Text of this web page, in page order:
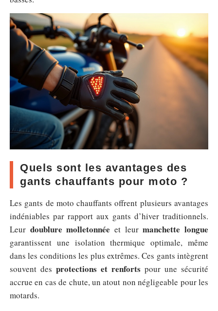
Quels sont les avantages des
gants chauffants pour moto ?
Les gants de moto chauffants offrent plusieurs avantages
indéniables par rapport aux gants d’hiver traditionnels.
Leur doublure molletonnée et leurmanchette longue
garantissent une isolation thermique optimale, même
dans les conditions les plus extrêmes. Ces gants intègrent
souvent des protections et renforts pour une sécurité
accrue en cas de chute, un atout non négligeable pour les
motards.